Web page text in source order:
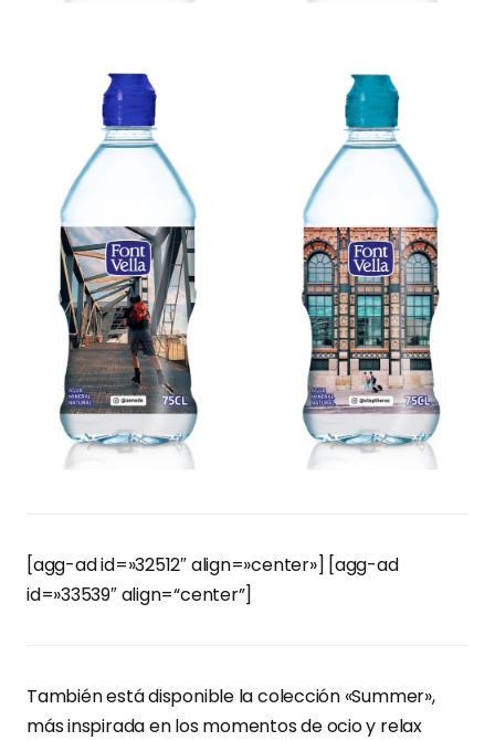
[agg-ad id=»32512″ align=»center»] [agg-ad
id=»33539″ align=“center”]
También está disponible la colección «Summer»,
más inspirada en los momentos de ocio y relax